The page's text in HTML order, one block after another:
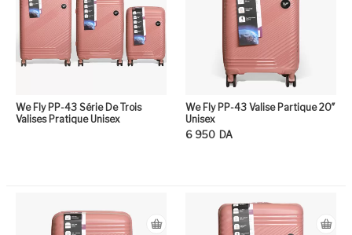
We Fly PP-43 Série De Trois
Valises Pratique Unisex
We Fly PP-43 Valise Partique 20″
Unisex
6 950 DA